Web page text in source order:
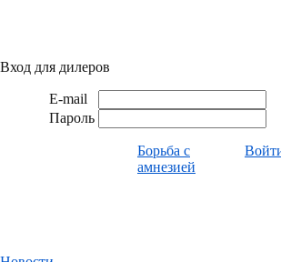
Вход для дилеров
E-mail
Пароль
Борьба с
амнезией